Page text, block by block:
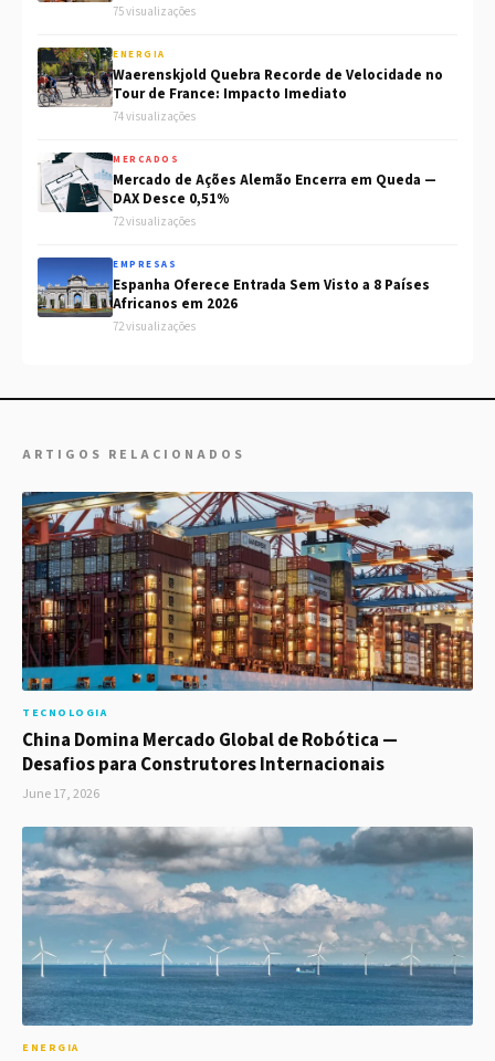
75 visualizações
ENERGIA
Waerenskjold Quebra Recorde de Velocidade no
Tour de France: Impacto Imediato
74 visualizações
MERCADOS
Mercado de Ações Alemão Encerra em Queda —
DAX Desce 0,51%
72 visualizações
EMPRESAS
Espanha Oferece Entrada Sem Visto a 8 Países
Africanos em 2026
72 visualizações
ARTIGOS RELACIONADOS
TECNOLOGIA
China Domina Mercado Global de Robótica —
Desafios para Construtores Internacionais
June 17, 2026
ENERGIA